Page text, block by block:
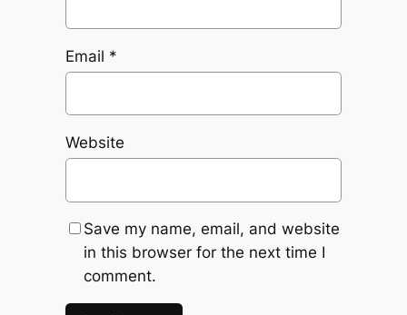
Email *
Website
Save my name, email, and website
in this browser for the next time I
comment.